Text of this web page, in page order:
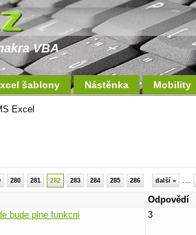
VBA
šablony Nástěnka Mobility
Excel
280 281 282 283 284 285 286 další » ...
Odpovědí
bude plne funkcni
3